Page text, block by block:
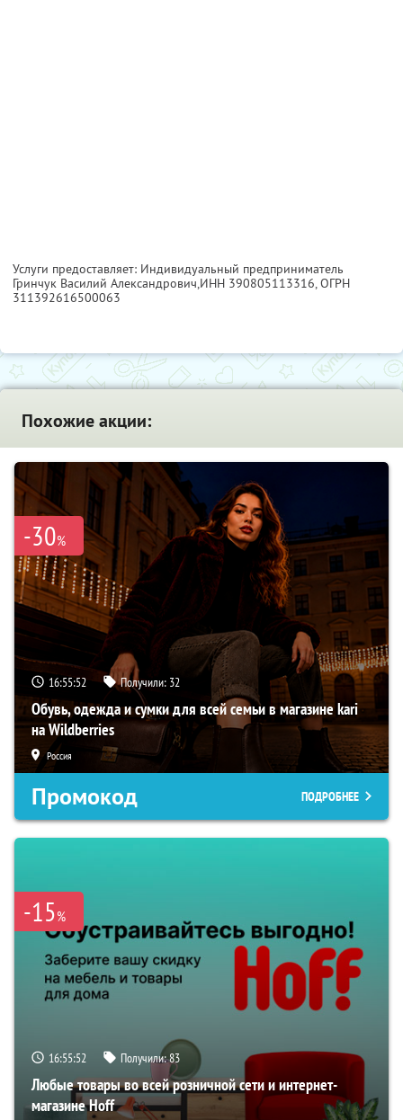
Услуги предоставляет: Индивидуальный предприниматель
Гринчук Василий Александрович,ИНН 390805113316, ОГРН
311392616500063
Похожие акции:
-30%
16:55:51 Получили: 32
Обувь, одежда и сумки для всей семьи в магазине kari
на Wildberries
Россия
Промокод ПОДРОБНЕЕ
-15%
16:55:51 Получили:83
Любые товары во всей розничной сети и интернет-
магазине Hoff